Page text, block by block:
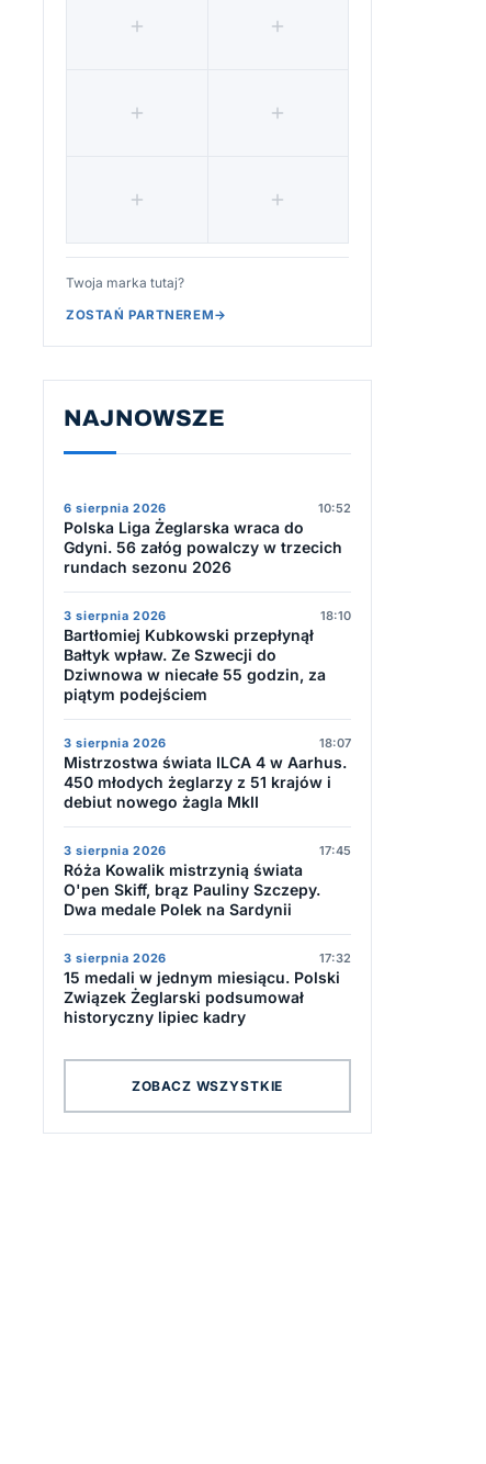
Twoja marka tutaj?
ZOSTAŃ PARTNEREM→
NAJNOWSZE
6 sierpnia 2026 10:52
Polska Liga Żeglarska wraca do
Gdyni. 56 załóg powalczy w trzecich
rundach sezonu 2026
3 sierpnia 2026 18:10
Bartłomiej Kubkowski przepłynął
Bałtyk wpław. Ze Szwecji do
Dziwnowa w niecałe 55 godzin, za
piątym podejściem
3 sierpnia 2026 18:07
Mistrzostwa świata ILCA 4 w Aarhus.
450 młodych żeglarzy z 51 krajów i
debiut nowego żagla MkII
3 sierpnia 2026 17:45
Róża Kowalik mistrzynią świata
O'pen Skiff, brąz Pauliny Szczepy.
Dwa medale Polek na Sardynii
3 sierpnia 2026 17:32
15 medali w jednym miesiącu. Polski
Związek Żeglarski podsumował
historyczny lipiec kadry
ZOBACZ WSZYSTKIE